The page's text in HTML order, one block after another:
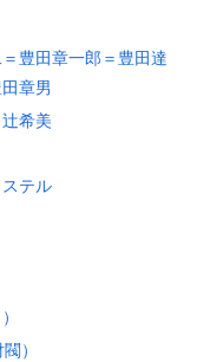
豊田章一郎＝豊田達
章男
希美
テル
）